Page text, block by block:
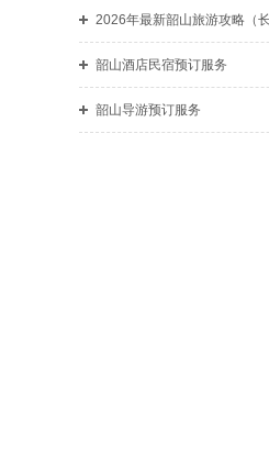
韶山酒店民宿预订服务
韶山导游预订服务